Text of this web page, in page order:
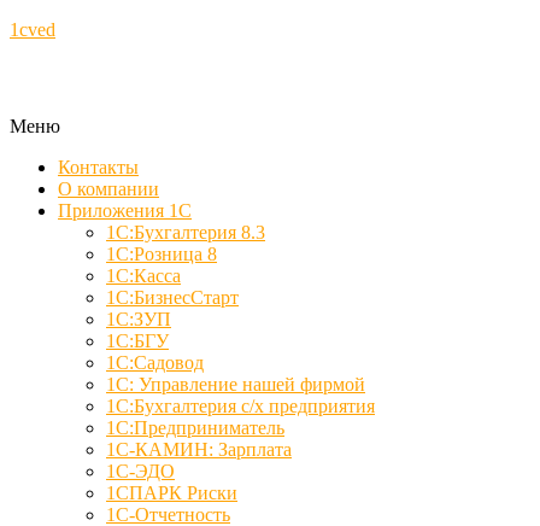
1cved
Меню
Контакты
О компании
Приложения 1С
1С:Бухгалтерия 8.3
1С:Розница 8
1С:Касса
1С:БизнесСтарт
1С:ЗУП
1С:БГУ
1С:Садовод
1С: Управление нашей фирмой
1С:Бухгалтерия с/х предприятия
1С:Предприниматель
1С-КАМИН: Зарплата
1С-ЭДО
1СПАРК Риски
1С-Отчетность